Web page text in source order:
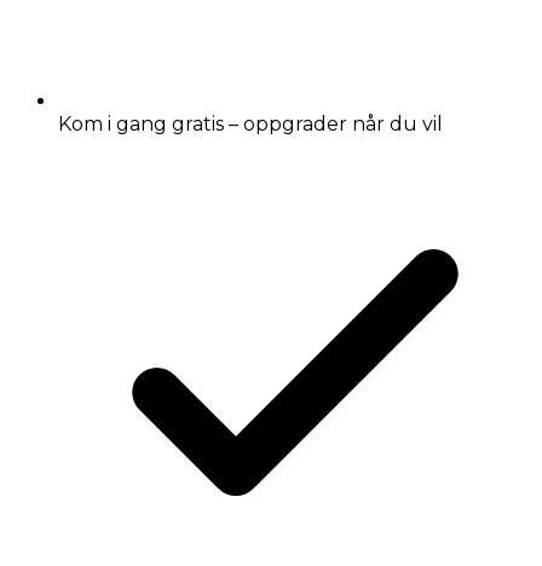
Kom i gang gratis – oppgrader når du vil